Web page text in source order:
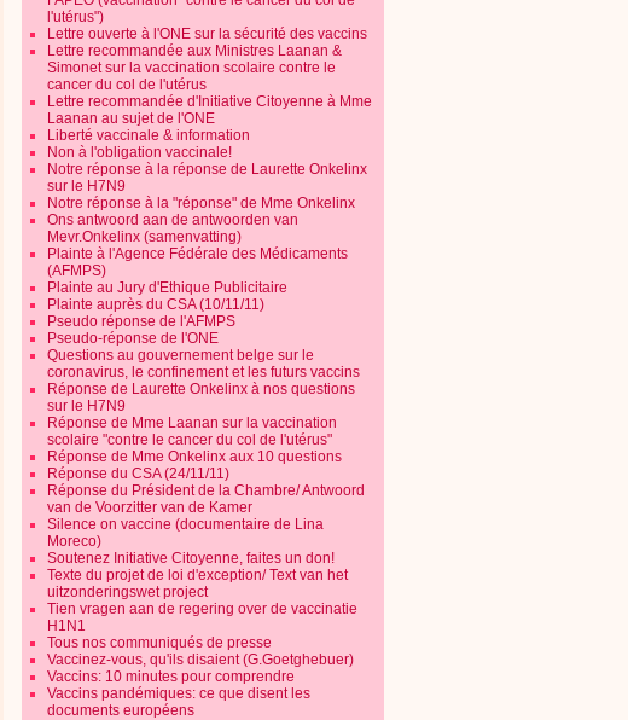
l'utérus")
Lettre ouverte à l'ONE sur la sécurité des vaccins
Lettre recommandée aux Ministres Laanan &
Simonet sur la vaccination scolaire contre le
cancer du col de l'utérus
Lettre recommandée d'Initiative Citoyenne à Mme
Laanan au sujet de l'ONE
Liberté vaccinale & information
Non à l'obligation vaccinale!
Notre réponse à la réponse de Laurette Onkelinx
sur le H7N9
Notre réponse à la "réponse" de Mme Onkelinx
Ons antwoord aan de antwoorden van
Mevr.Onkelinx (samenvatting)
Plainte à l'Agence Fédérale des Médicaments
(AFMPS)
Plainte au Jury d'Ethique Publicitaire
Plainte auprès du CSA (10/11/11)
Pseudo réponse de l'AFMPS
Pseudo-réponse de l'ONE
Questions au gouvernement belge sur le
coronavirus, le confinement et les futurs vaccins
Réponse de Laurette Onkelinx à nos questions
sur le H7N9
Réponse de Mme Laanan sur la vaccination
scolaire "contre le cancer du col de l'utérus"
Réponse de Mme Onkelinx aux 10 questions
Réponse du CSA (24/11/11)
Réponse du Président de la Chambre/ Antwoord
van de Voorzitter van de Kamer
Silence on vaccine (documentaire de Lina
Moreco)
Soutenez Initiative Citoyenne, faites un don!
Texte du projet de loi d'exception/ Text van het
uitzonderingswet project
Tien vragen aan de regering over de vaccinatie
H1N1
Tous nos communiqués de presse
Vaccinez-vous, qu'ils disaient (G.Goetghebuer)
Vaccins: 10 minutes pour comprendre
Vaccins pandémiques: ce que disent les
documents européens